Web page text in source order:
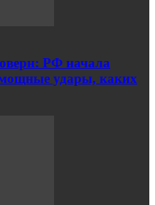
РФ начала
удары, каких